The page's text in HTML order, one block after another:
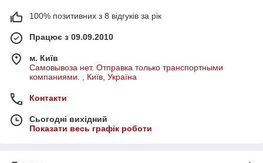
100% позитивних з 8 відгуків за рік
Працює з 09.09.2010
м. Київ
Самовывоза нет. Отправка только транспортными
компаниями. , Київ, Україна
Контакти
Сьогодні вихідний
Показати весь графік роботи